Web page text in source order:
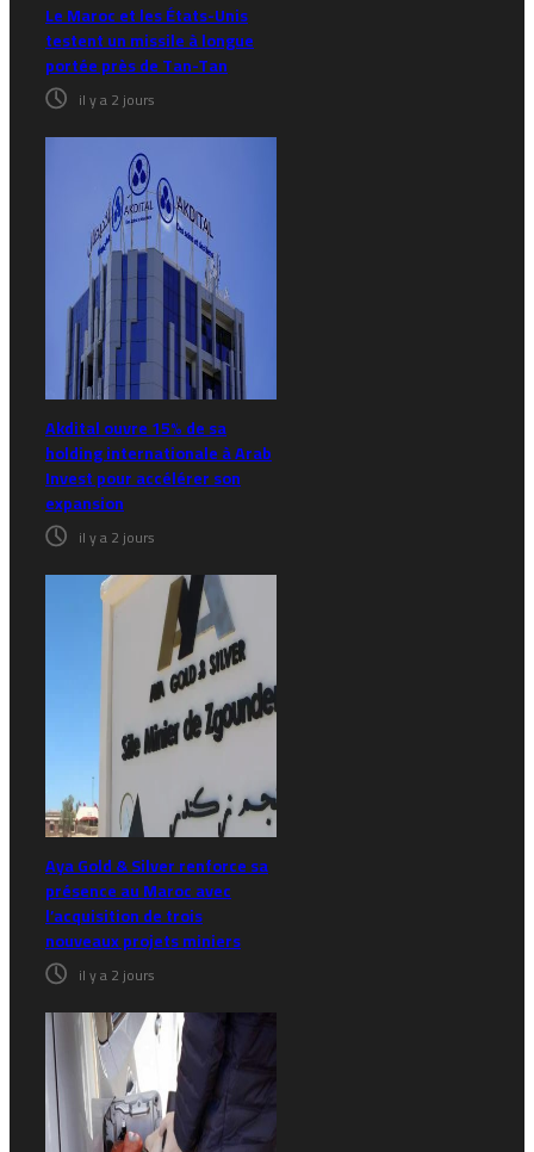
Le Maroc et les États-Unis
testent un missile à longue
portée près de Tan-Tan
il y a 2 jours
Akdital ouvre 15% de sa
holding internationale à Arab
Invest pour accélérer son
expansion
il y a 2 jours
Aya Gold & Silver renforce sa
présence au Maroc avec
l’acquisition de trois
nouveaux projets miniers
il y a 2 jours